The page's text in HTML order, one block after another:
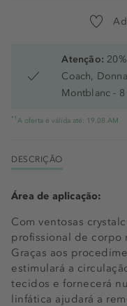
Atenção:
Coach,
Montblanc -
*1 A oferta é válida até: 19.08.AM
DESCRIÇÃO
Com ventosas
profissional de corpo
Graças aos
estimulará a
tecidos e fornecerá
linfática ajudará a
Área de aplicação: